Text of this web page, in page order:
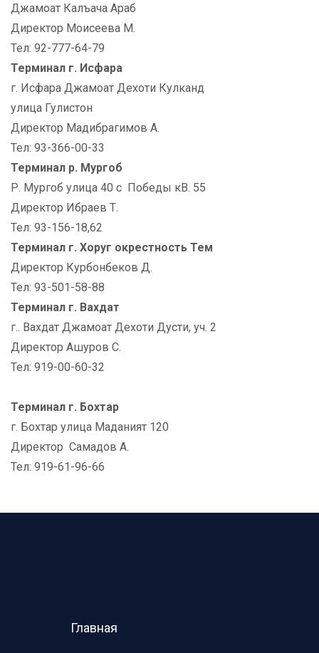
Джамоат Калъача Араб
Директор Моисеева М.
Тел: 92-777-64-79
Терминал г. Исфара
г. Исфара Джамоат Дехоти Кулканд
улица Гулистон
Директор Мадибрагимов А.
Тел: 93-366-00-33
Терминал р. Мургоб
Р. Мургоб улица 40 с Победы кВ. 55
Директор Ибраев Т.
Тел: 93-156-18,62
Терминал г. Хоруг окрестность Тем
Директор Курбонбеков Д.
Тел: 93-501-58-88
Терминал г. Вахдат
г.. Вахдат Джамоат Дехоти Дусти, уч. 2
Директор Ашуров С.
Тел: 919-00-60-32
Терминал г. Бохтар
г. Бохтар улица Маданият 120
Директор Самадов А.
Тел: 919-61-96-66
Главная